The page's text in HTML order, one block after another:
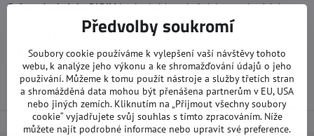
Poštovní schránka RADIMje vhodná k umístění do panelových i
Na přední straně schránky je otvor pro vhoz a výběr pošty společně s
průhledným štítkem na jméno a zámečkem.
rozměry (Š x V x H): 260 x 310 x 90 mm
barva: bílá
Předvolby soukromí
Soubory cookie používáme k vylepšení vaší návštěvy tohoto
webu, k analýze jeho výkonu a ke shromažďování údajů o jeho
používání. Můžeme k tomu použít nástroje a služby třetích stran
a shromážděná data mohou být přenášena partnerům v EU, USA
nebo jiných zemích. Kliknutím na „Přijmout všechny soubory
cookie“ vyjadřujete svůj souhlas s tímto zpracováním. Níže
můžete najít podrobné informace nebo upravit své preference.